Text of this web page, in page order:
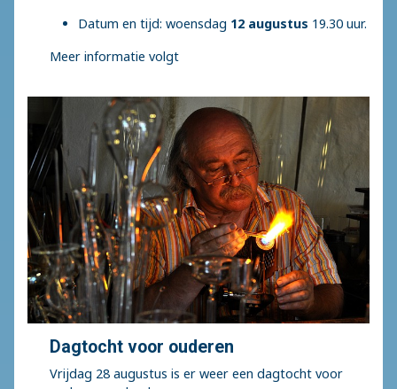
Datum en tijd: woensdag 12 augustus 19.30 uur.
Meer informatie volgt
Dagtocht voor ouderen
Vrijdag 28 augustus is er weer een dagtocht voor